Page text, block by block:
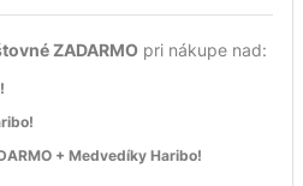
ZADARMO pri nákupe nad:
+ Medvedíky Haribo!